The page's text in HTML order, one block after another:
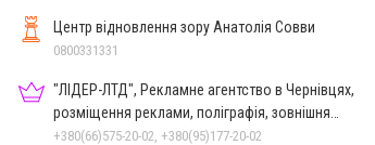
Центр відновлення зору Анатолія Совви
0800331331
"ЛІДЕР-ЛТД", Рекламне агентство в Чернівцях,
розміщення реклами, поліграфія, зовнішня
реклама
+380(66)575-20-02, +380(95)177-20-02